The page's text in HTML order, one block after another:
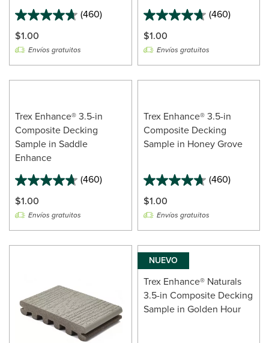
(460)
$1.00
Envíos gratuitos
(460)
$1.00
Envíos gratuitos
Trex Enhance® 3.5-in
Composite Decking
Sample in Saddle
Enhance
(460)
$1.00
Envíos gratuitos
Trex Enhance® 3.5-in
Composite Decking
Sample in Honey Grove
(460)
$1.00
Envíos gratuitos
NUEVO
Trex Enhance® Naturals
3.5-in Composite Decking
Sample in Golden Hour